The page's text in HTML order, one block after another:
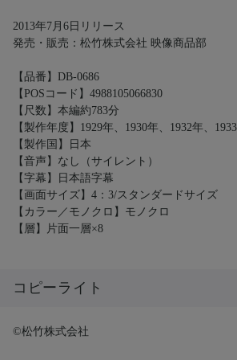
2013年7月6日リリース
発売・販売：松竹株式会社 映像商品部
【品番】DB-0686
【POSコード】4988105066830
【尺数】本編約783分
【製作年度】1929年、1930年、1932年、
【製作国】日本
【音声】なし（サイレント）
【字幕】日本語字幕
【画面サイズ】4：3/スタンダードサイズ
【カラー／モノクロ】モノクロ
【層】片面一層×8
コピーライト
©松竹株式会社